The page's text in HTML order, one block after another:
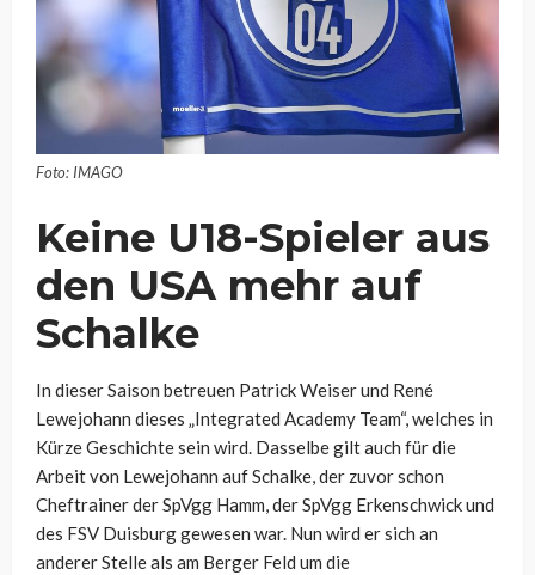
Foto: IMAGO
Keine U18-Spieler aus
den USA mehr auf
Schalke
In dieser Saison betreuen Patrick Weiser und René
Lewejohann dieses „Integrated Academy Team“, welches in
Kürze Geschichte sein wird. Dasselbe gilt auch für die
Arbeit von Lewejohann auf Schalke, der zuvor schon
Cheftrainer der SpVgg Hamm, der SpVgg Erkenschwick und
des FSV Duisburg gewesen war. Nun wird er sich an
anderer Stelle als am Berger Feld um die